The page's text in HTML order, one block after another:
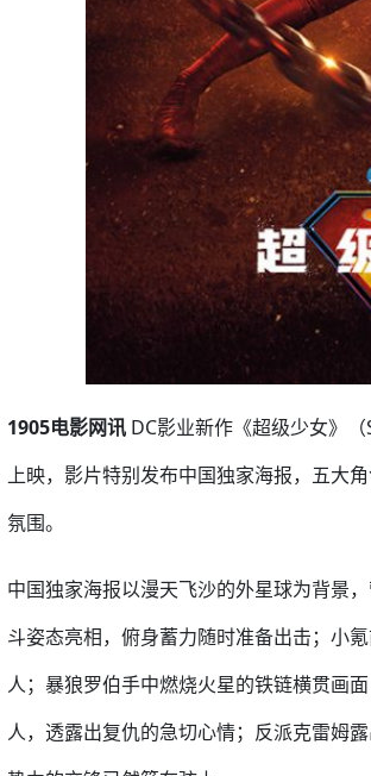
1905电影网讯 DC影业新作《超级少女》
上映，影片特别发布中国独家海报，五大
氛围。
中国独家海报以漫天飞沙的外星球为背景
斗姿态亮相，俯身蓄力随时准备出击；小
人；暴狼罗伯手中燃烧火星的铁链横贯画
人，透露出复仇的急切心情；反派克雷姆